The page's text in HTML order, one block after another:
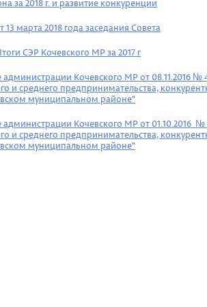
за 2018 г. и развитие конкуренции
марта 2018 года заседания Совета
СЭР Кочевского МР за 2017 г
Кочевского МР от 08.11.2016 №
и среднего предпринимательства,
муниципальном районе"
Кочевского МР от 01.10.2016 №
и среднего предпринимательства,
муниципальном районе"